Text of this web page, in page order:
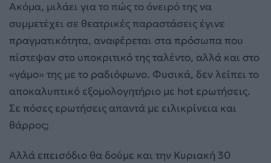
Ακόμα, μιλάει για το πώς το όνειρό της να
συμμετέχει σε θεατρικές παραστάσεις έγινε
πραγματικότητα, αναφέρεται στα πρόσωπα που
πίστεψαν στο υποκριτικό της ταλέντο, αλλά και στο
«γάμο» της με το ραδιόφωνο. Φυσικά, δεν λείπει το
αποκαλυπτικό εξομολογητήριο με hot ερωτήσεις.
Σε πόσες ερωτήσεις απαντά με ειλικρίνεια και
θάρρος;
Αλλά επεισόδιο θα δούμε και την Κυριακή 30